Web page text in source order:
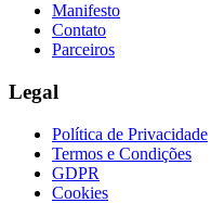
Manifesto
Contato
Parceiros
Legal
Política de Privacidade
Termos e Condições
GDPR
Cookies